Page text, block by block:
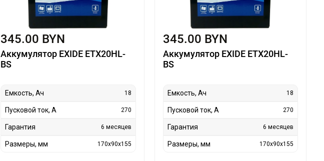
345.00 BYN
Аккумулятор EXIDE ETX20HL-
BS
Емкость, Ач 18
Пусковой ток, А 270
Гарантия 6 месяцев
Размеры, мм 170x90x155
345.00 BYN
Аккумулятор EXIDE ETX20HL-
BS
Емкость, Ач 18
Пусковой ток, А 270
Гарантия 6 месяцев
Размеры, мм 170x90x155